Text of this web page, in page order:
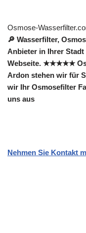
Osmose-
🔎 Wasserfilter,
Anbieter in Ihrer
Webseite. ★★★★★
Ardon stehen wir für
wir Ihr Osmosefilter
uns aus
Nehmen Sie Kontakt